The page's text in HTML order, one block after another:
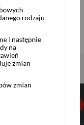
Facebook
rodzaju
i następnie
na
zmian
zmian